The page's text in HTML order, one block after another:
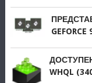
ДОСТУПЕН
WHQL